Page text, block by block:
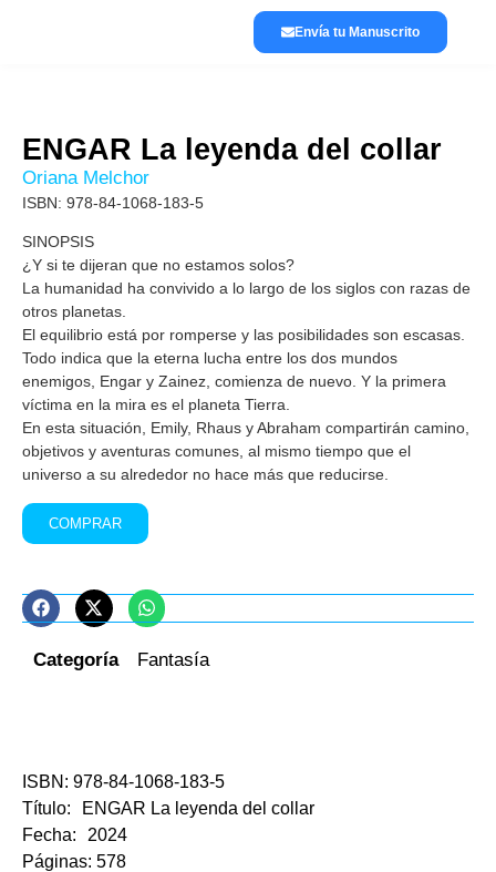
Envía tu Manuscrito
ENGAR La leyenda del collar
Oriana Melchor
ISBN: 978-84-1068-183-5
SINOPSIS
¿Y si te dijeran que no estamos solos?
La humanidad ha convivido a lo largo de los siglos con razas de
otros planetas.
El equilibrio está por romperse y las posibilidades son escasas.
Todo indica que la eterna lucha entre los dos mundos
enemigos, Engar y Zainez, comienza de nuevo. Y la primera
víctima en la mira es el planeta Tierra.
En esta situación, Emily, Rhaus y Abraham compartirán camino,
objetivos y aventuras comunes, al mismo tiempo que el
universo a su alrededor no hace más que reducirse.
COMPRAR
Categoría Fantasía
ISBN: 978-84-1068-183-5
Título: ENGAR La leyenda del collar
Fecha: 2024
Páginas: 578